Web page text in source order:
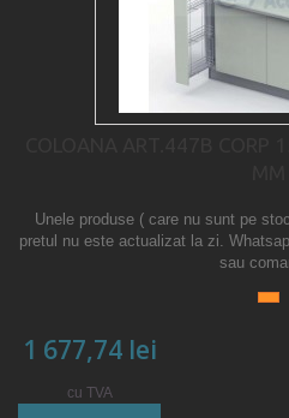
Unele produse ( care nu sunt pe
pretul nu este actualizat la zi.
sau
1 677,74 lei
cu TVA